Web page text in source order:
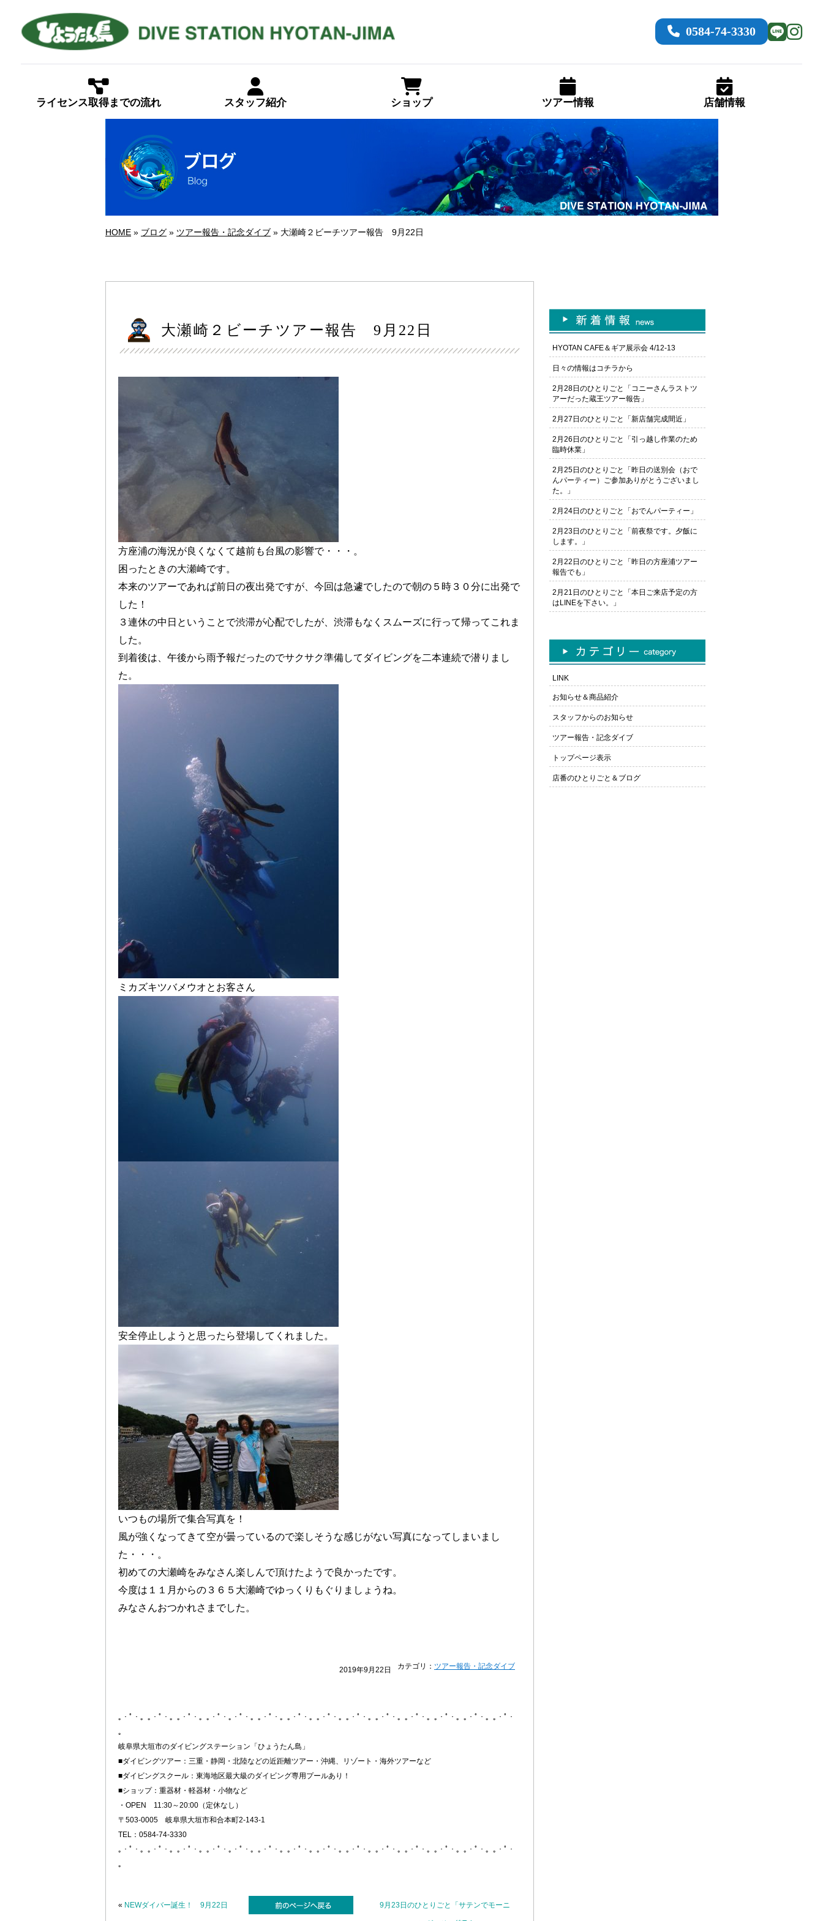
0584-74-3330
ライセンス取得までの流れ スタッフ紹介 ショップ ツアー情報 店舗情報
HOME » ブログ » ツアー報告・記念ダイブ » 大瀬崎２ビーチツアー報告 9月22日
大瀬崎２ビーチツアー報告 9月22日
方座浦の海況が良くなくて越前も台風の影響で・・・。
困ったときの大瀬崎です。
本来のツアーであれば前日の夜出発ですが、今回は急遽でしたので朝の５時３０分に出発で
した！
３連休の中日ということで渋滞が心配でしたが、渋滞もなくスムーズに行って帰ってこれま
した。
到着後は、午後から雨予報だったのでサクサク準備してダイビングを二本連続で潜りまし
た。
ミカズキツバメウオとお客さん
安全停止しようと思ったら登場してくれました。
いつもの場所で集合写真を！
風が強くなってきて空が曇っているので楽しそうな感じがない写真になってしまいまし
た・・・。
初めての大瀬崎をみなさん楽しんで頂けたようで良かったです。
今度は１１月からの３６５大瀬崎でゆっくりもぐりましょうね。
みなさんおつかれさまでした。
カテゴリ： ツアー報告・記念ダイブ
2019年9月22日
｡・ﾟ・。｡・ﾟ・。｡・ﾟ・。｡・ﾟ・｡・ﾟ・。｡・ﾟ・。｡・ﾟ・。｡・ﾟ・。｡・ﾟ・。｡・ﾟ・。｡・ﾟ・。｡・ﾟ・。｡・ﾟ・。｡・ﾟ・
。
岐阜県大垣市のダイビングステーション「ひょうたん島」
■ダイビングツアー：三重・静岡・北陸などの近距離ツアー・沖縄、リゾート・海外ツアーなど
■ダイビングスクール：東海地区最大級のダイビング専用プールあり！
■ショップ：重器材・軽器材・小物など
・OPEN 11:30～20:00（定休なし）
〒503-0005 岐阜県大垣市和合本町2-143-1
TEL：0584-74-3330
｡・ﾟ・。｡・ﾟ・。｡・ﾟ・。｡・ﾟ・｡・ﾟ・。｡・ﾟ・。｡・ﾟ・。｡・ﾟ・。｡・ﾟ・。｡・ﾟ・。｡・ﾟ・。｡・ﾟ・。｡・ﾟ・。｡・ﾟ・
。
« NEWダイバー誕生！ 9月22日 9月23日のひとりごと「サテンでモーニ
HYOTAN CAFE＆ギア展示会 4/12-13
日々の情報はコチラから
2月28日のひとりごと「コニーさんラストツ
アーだった蔵王ツアー報告」
2月27日のひとりごと「新店舗完成間近」
2月26日のひとりごと「引っ越し作業のため
臨時休業」
2月25日のひとりごと「昨日の送別会（おで
んパーティー）ご参加ありがとうございまし
た。」
2月24日のひとりごと「おでんパーティー」
2月23日のひとりごと「前夜祭です。夕飯に
します。」
2月22日のひとりごと「昨日の方座浦ツアー
報告でも」
2月21日のひとりごと「本日ご来店予定の方
はLINEを下さい。」
LINK
お知らせ＆商品紹介
スタッフからのお知らせ
ツアー報告・記念ダイブ
トップページ表示
店番のひとりごと＆ブログ